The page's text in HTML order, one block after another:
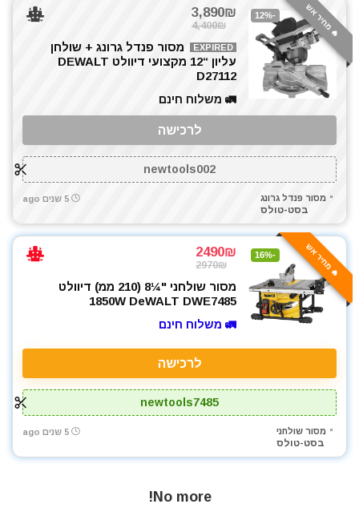
🔥 מחיר אש -12%
3,890₪
4,400₪
EXPIRED
מסור פנדל גרונג + שולחן
עליון “12 מקצועי דיוולט DEWALT
D27112
🚛 משלוח חינם
לרכישה
newtools002
מסור פנדל גרונג
בסט-טולס
5 שנים ago
🔥 מחיר אש -16%
2490₪
2970₪
מסור שולחני "¼8 (210 ממ) דיוולט
1850W DeWALT DWE7485
🚛 משלוח חינם
לרכישה
newtools7485
מסור שולחני
בסט-טולס
5 שנים ago
No more!